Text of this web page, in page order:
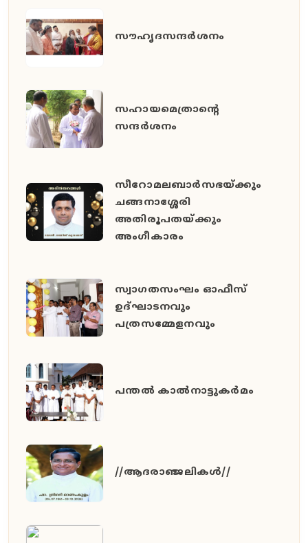
സൗഹൃദസന്ദർശനം
സഹായമെത്രാന്റെ
സന്ദർശനം
സീറോമലബാർസഭയ്ക്കും
ചങ്ങനാശ്ശേരി
അതിരൂപതയ്ക്കും
അംഗീകാരം
സ്വാഗതസംഘം ഓഫീസ്
ഉദ്ഘാടനവും
പത്രസമ്മേളനവും
പന്തൽ കാൽനാട്ടുകർമം
//ആദരാഞ്ജലികൾ//